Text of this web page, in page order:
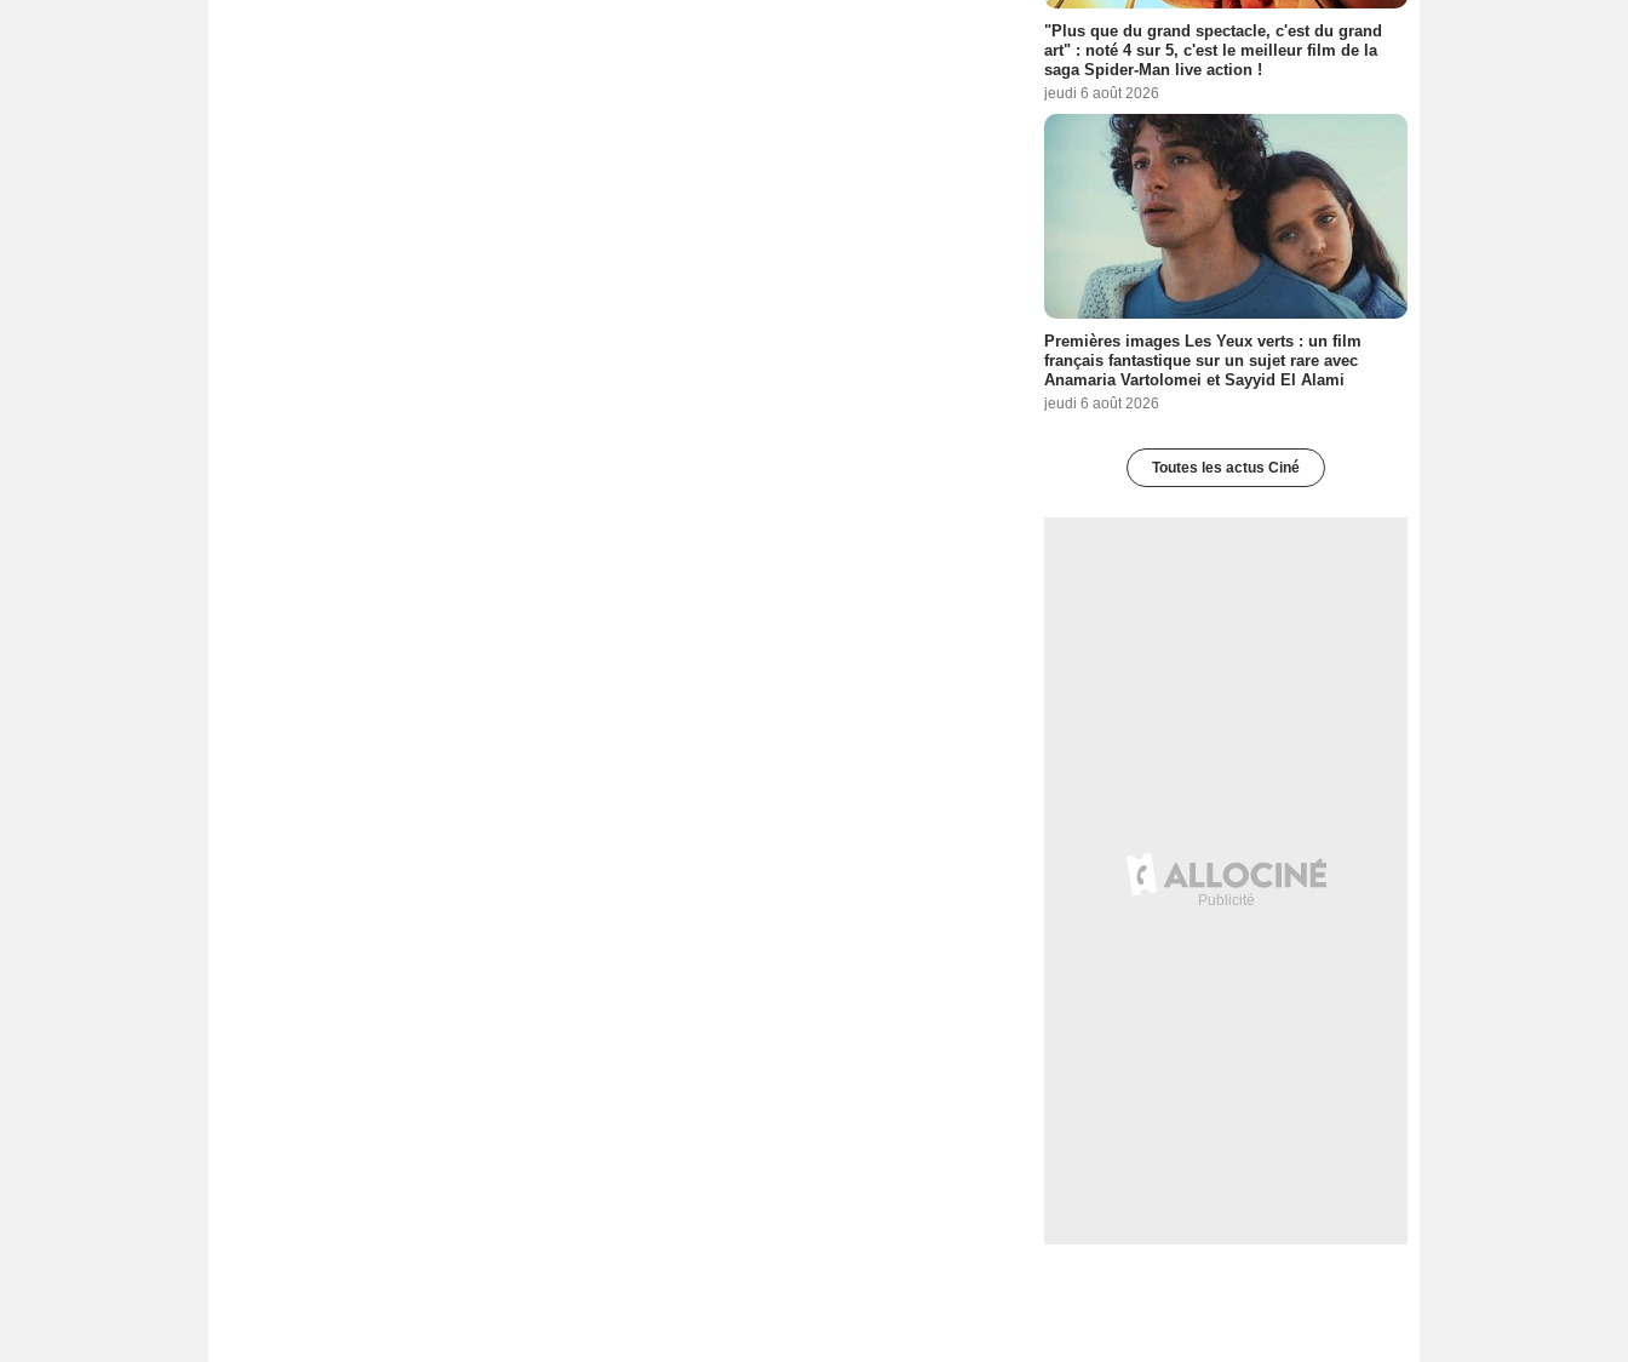
"Plus que du grand spectacle, c'est du grand
art" : noté 4 sur 5, c'est le meilleur film de la
saga Spider-Man live action !
jeudi 6 août 2026
Premières images Les Yeux verts : un film
français fantastique sur un sujet rare avec
Anamaria Vartolomei et Sayyid El Alami
jeudi 6 août 2026
Toutes les actus Ciné